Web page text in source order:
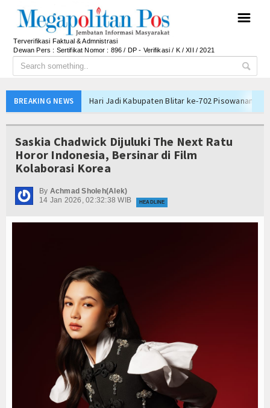
☰
Terverifikasi Faktual & Admnistrasi
Dewan Pers : Sertifikat Nomor : 896 / DP - Verifikasi / K / XII / 2021
BREAKING NEWS
Hari Jadi Kabupaten Blitar ke-702 Pisowanan
Kinerja BNI Melesat, Transformasi Digital dan
PTPN I Percepat Optimalisasi Aset, Siapkan
Elim Tyu Samba Dampingi Ketua MPR RI Ziarah
Hari Jadi Kabupaten Blitar ke-702 Pisowanan
Jejak Narkoba di Majalengka Terkuak, Polisi
Mensos Gus Ipul Minta Pejabat Baru Fokus
Kinerja BNI Melesat, Transformasi Digital dan
PTPN I Percepat Optimalisasi Aset, Siapkan
Perkuat Tata Kelola Pemerintahan dan
Elim Tyu Samba Dampingi Ketua MPR RI Ziarah
Majalengka Siaga Narkoba, UNMA dan Bupati
Ketum Asbanda Tekankan KUB Bukan Cuma
Saskia Chadwick Dijuluki The Next Ratu
Horor Indonesia, Bersinar di Film
Kolaborasi Korea
By Achmad Sholeh(Alek)
14 Jan 2026, 02:32:38 WIB
HEADLINE